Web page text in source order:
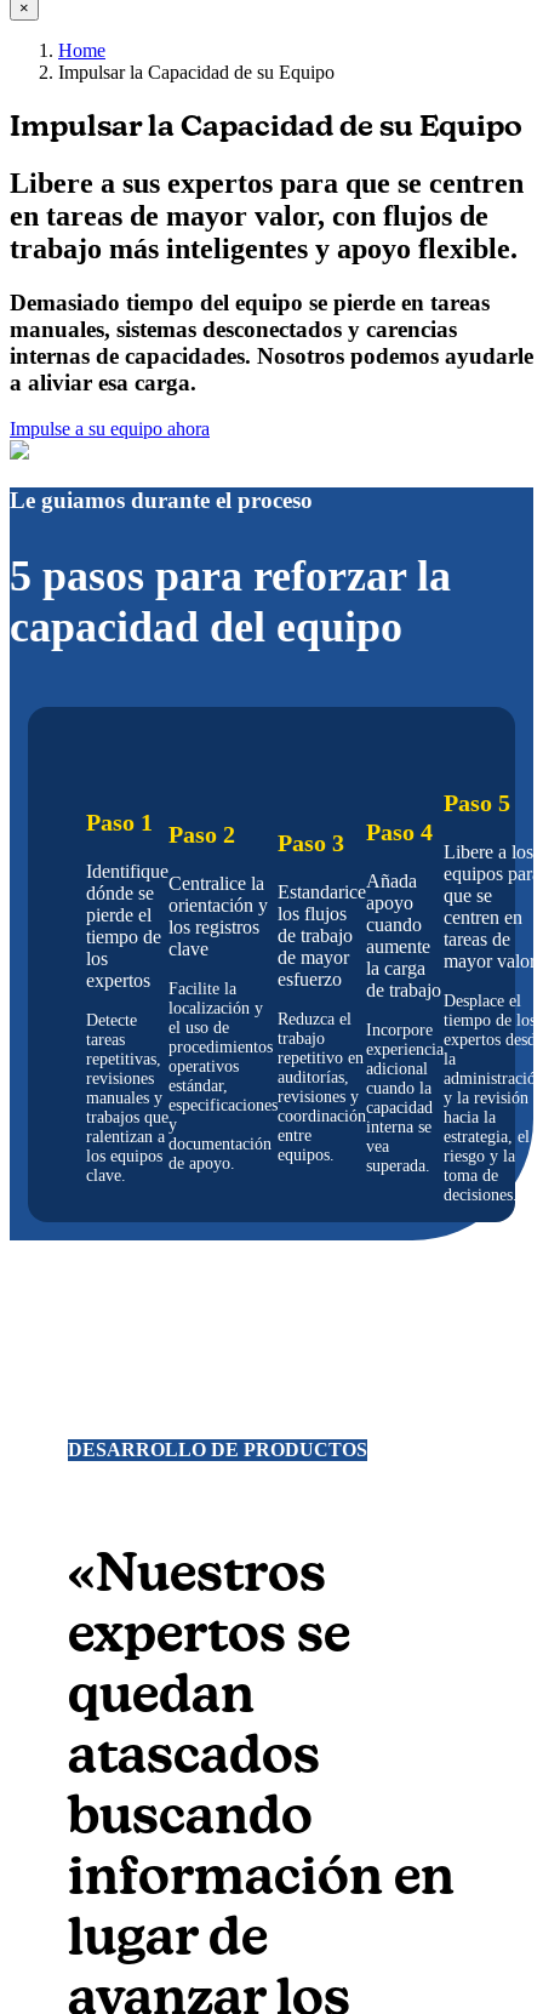
×
Home
Impulsar la Capacidad de su Equipo
Impulsar la Capacidad de su Equipo
Libere a sus expertos para que se centren
en tareas de mayor valor, con flujos de
trabajo más inteligentes y apoyo flexible.
Demasiado tiempo del equipo se pierde en tareas
manuales, sistemas desconectados y carencias
internas de capacidades. Nosotros podemos ayudarle
a aliviar esa carga.
Impulse a su equipo ahora
Le guiamos durante el proceso
5 pasos para reforzar la
capacidad del equipo
Paso 1
Identifique
dónde se
pierde el
tiempo de
los
expertos
Detecte
tareas
repetitivas,
revisiones
manuales y
trabajos que
ralentizan a
los equipos
clave.
Paso 2
Centralice la
orientación y
los registros
clave
Facilite la
localización y
el uso de
procedimientos
operativos
estándar,
especificaciones
y
documentación
de apoyo.
Paso 3
Estandarice
los flujos
de trabajo
de mayor
esfuerzo
Reduzca el
trabajo
repetitivo en
auditorías,
revisiones y
coordinación
entre
equipos.
Paso 4
Añada
apoyo
cuando
aumente
la carga
de trabajo
Incorpore
experiencia
adicional
cuando la
capacidad
interna se
vea
superada.
Paso 5
Libere a los
equipos para
que se
centren en
tareas de
mayor valor
Desplace el
tiempo de los
expertos desde
la
administración
y la revisión
hacia la
estrategia, el
riesgo y la
toma de
decisiones.
DESARROLLO DE PRODUCTOS
«Nuestros
expertos se
quedan
atascados
buscando
información en
lugar de
avanzar los